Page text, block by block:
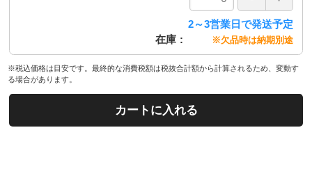
在庫
2～3営業日で発送予定
※欠品時は納期別途
※税込価格は目安です。最終的な消費税額は税抜合計額から計算されるため、変動す
る場合があります。
カートに入れる